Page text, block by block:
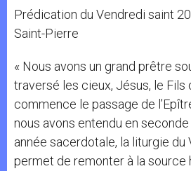
Prédication du Vendredi saint
Saint-Pierre
« Nous avons un grand prêtre
traversé les cieux, Jésus, le Fils
commence le passage de
nous avons entendu en
année sacerdotale, la liturgie du
permet de remonter à la source